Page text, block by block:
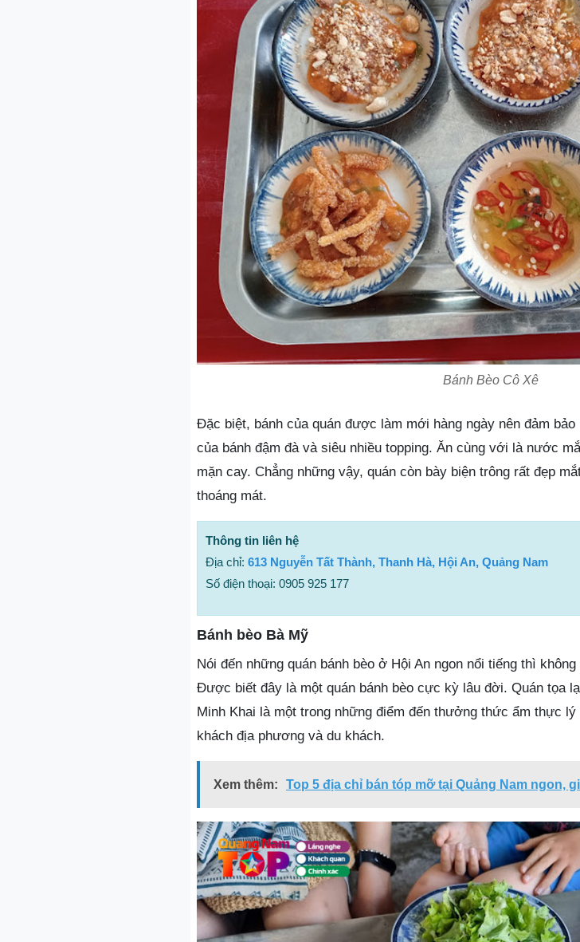
Bánh Bèo Cô Xê
Đặc biệt, bánh của quán được làm mới hàng ngày nên đảm bảo
của bánh đậm đà và siêu nhiều topping. Ăn cùng với là nước
mặn cay. Chẳng những vậy, quán còn bày biện trông rất đẹp
thoáng mát.
Thông tin liên hệ
Địa chỉ: 613 Nguyễn Tất Thành, Thanh Hà, Hội An, Quảng Nam
Số điện thoại: 0905 925 177
Bánh bèo Bà Mỹ
Nói đến những quán bánh bèo ở Hội An ngon nổi tiếng thì
Được biết đây là một quán bánh bèo cực kỳ lâu đời. Quán tọa
Minh Khai là một trong những điểm đến thưởng thức ẩm thực
khách địa phương và du khách.
Xem thêm: Top 5 địa chỉ bán tóp mỡ tại Quảng Nam ngon,